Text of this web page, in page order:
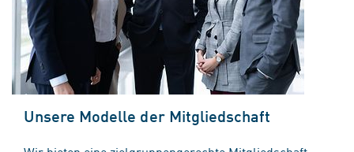
Unsere Modelle der Mitgliedschaft